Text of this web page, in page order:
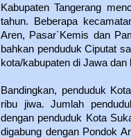
Kabupaten Tangerang
tahun. Beberapa
Aren, Pasar`Kemis dan
bahkan penduduk Ciputat
kota/kabupaten di Jawa dan
Bandingkan, penduduk
ribu jiwa. Jumlah
dengan penduduk Kota
digabung dengan Pondok